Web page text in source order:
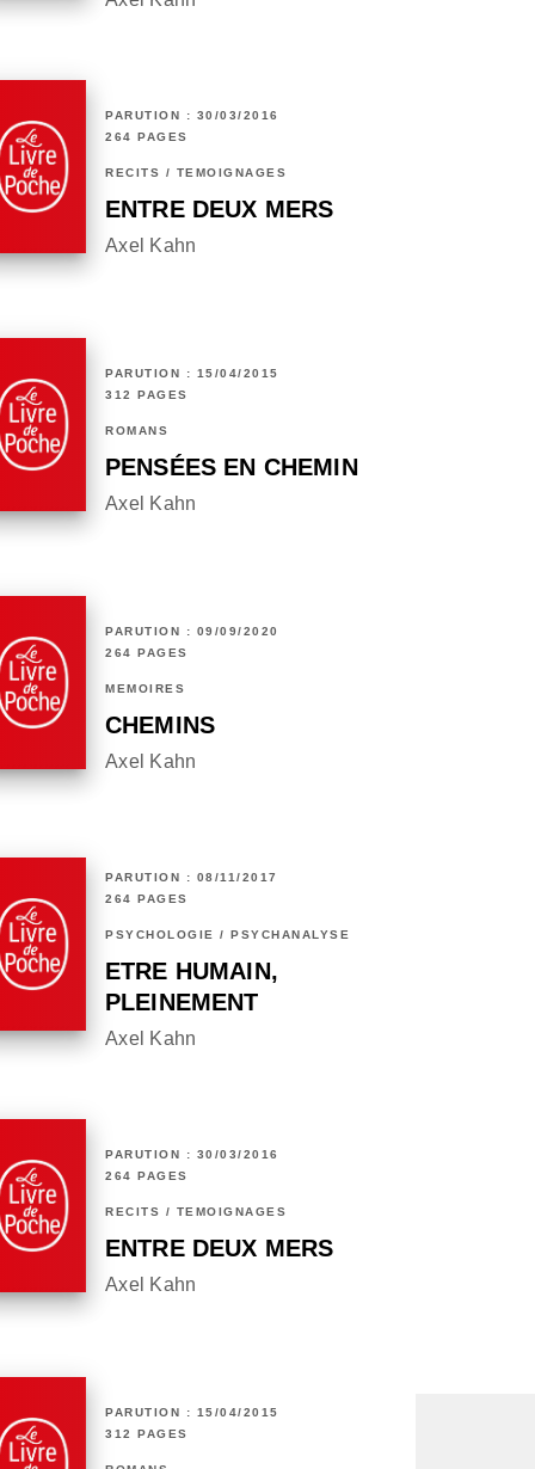
PARUTION : 30/03/2016
264 PAGES
RÉCITS / TÉMOIGNAGES
ENTRE DEUX MERS
Axel Kahn
PARUTION : 15/04/2015
312 PAGES
ROMANS
PENSÉES EN CHEMIN
Axel Kahn
PARUTION : 09/09/2020
264 PAGES
MÉMOIRES
CHEMINS
Axel Kahn
PARUTION : 08/11/2017
264 PAGES
PSYCHOLOGIE / PSYCHANALYSE
ETRE HUMAIN,
PLEINEMENT
Axel Kahn
PARUTION : 30/03/2016
264 PAGES
RÉCITS / TÉMOIGNAGES
ENTRE DEUX MERS
Axel Kahn
PARUTION : 15/04/2015
312 PAGES